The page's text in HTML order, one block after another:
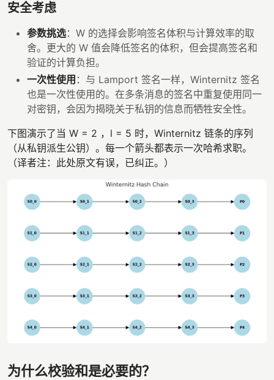
安全考虑
参数挑选：W 的选择会影响签名体积与计算效率的取
舍。更大的 W 值会降低签名的体积，但会提高签名和
验证的计算负担。
一次性使用 ：与 Lamport 签名一样，Winternitz 签名
也是一次性使用的。在多条消息的签名中重复使用同一
对密钥，会因为揭晓关于私钥的信息而牺牲安全性。
下图演示了当 W = 2 ，l = 5 时，Winternitz 链条的序列
（从私钥派生公钥）。每一个箭头都表示一次哈希求职。
（译者注：此处原文有误，已纠正。）
为什么校验和是必要的？